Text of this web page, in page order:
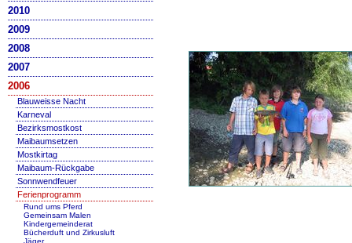
2010
2009
2008
2007
2006
Blauweisse Nacht
Karneval
Bezirksmostkost
Maibaumsetzen
Mostkirtag
Maibaum-Rückgabe
Sonnwendfeuer
Ferienprogramm
Rund ums Pferd
Gemeinsam Malen
Kindergemeinderat
Bücherduft und Zirkusluft
Jäger